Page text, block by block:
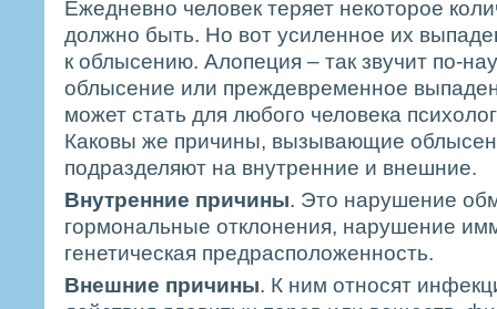
Ежедневно человек теряет некоторое
должно быть. Но вот усиленное их
к облысению. Алопеция – так звучит по-
облысение или преждевременное
может стать для любого человека
Каковы же причины, вызывающие
подразделяют на внутренние и внешние.
Внутренние причины. Это нарушение
гормональные отклонения, нарушение
генетическая предрасположенность.
Внешние причины. К ним относят